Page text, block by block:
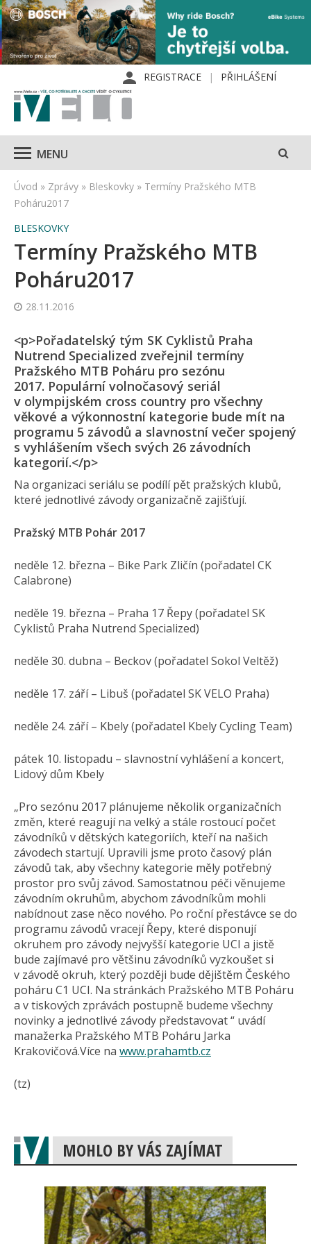
REGISTRACE PŘIHLÁŠENÍ
MENU
Úvod » Zprávy » Bleskovky » Termíny Pražského MTB
Poháru2017
BLESKOVKY
Termíny Pražského MTB
Poháru2017
28.11.2016
<p>Pořadatelský tým SK Cyklistů Praha
Nutrend Specialized zveřejnil termíny
Pražského MTB Poháru pro sezónu
2017. Populární volnočasový seriál
v olympijském cross country pro všechny
věkové a výkonnostní kategorie bude mít na
programu 5 závodů a slavnostní večer spojený
s vyhlášením všech svých 26 závodních
kategorií.</p>
Na organizaci seriálu se podílí pět pražských klubů,
které jednotlivé závody organizačně zajišťují.
Pražský MTB Pohár 2017
neděle 12. března – Bike Park Zličín (pořadatel CK
Calabrone)
neděle 19. března – Praha 17 Řepy (pořadatel SK
Cyklistů Praha Nutrend Specialized)
neděle 30. dubna – Beckov (pořadatel Sokol Veltěž)
neděle 17. září – Libuš (pořadatel SK VELO Praha)
neděle 24. září – Kbely (pořadatel Kbely Cycling Team)
pátek 10. listopadu – slavnostní vyhlášení a koncert,
Lidový dům Kbely
„Pro sezónu 2017 plánujeme několik organizačních
změn, které reagují na velký a stále rostoucí počet
závodníků v dětských kategoriích, kteří na našich
závodech startují. Upravili jsme proto časový plán
závodů tak, aby všechny kategorie měly potřebný
prostor pro svůj závod. Samostatnou péči věnujeme
závodním okruhům, abychom závodníkům mohli
nabídnout zase něco nového. Po roční přestávce se do
programu závodů vracejí Řepy, které disponují
okruhem pro závody nejvyšší kategorie UCI a jistě
bude zajímavé pro většinu závodníků vyzkoušet si
v závodě okruh, který později bude dějištěm Českého
poháru C1 UCI. Na stránkách Pražského MTB Poháru
a v tiskových zprávách postupně budeme všechny
novinky a jednotlivé závody představovat “ uvádí
manažerka Pražského MTB Poháru Jarka
Krakovičová.Více na www.prahamtb.cz
(tz)
MOHLO BY VÁS ZAJÍMAT